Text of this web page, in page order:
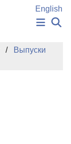
English
Выпуски